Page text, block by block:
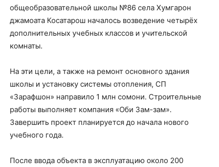
общеобразовательной школы №86 села Хумгарон
джамоата Косатарош началось возведение четырёх
дополнительных учебных классов и учительской
комнаты.
На эти цели, а также на ремонт основного здания
школы и установку системы отопления, СП
«Зарафшон» направило 1 млн сомони. Строительные
работы выполняет компания «Оби Зам-зам».
Завершить проект планируется до начала нового
учебного года.
После ввода объекта в эксплуатацию около 200